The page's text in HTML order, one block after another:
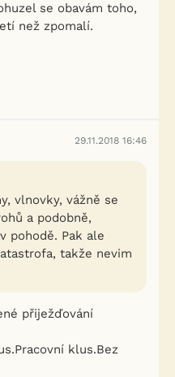
se obavám toho,
než zpomalí.
29.11.2018 16:46
vlnovky, vážně se
a podobně,
pohodě. Pak ale
takže nevim
přiježďování
klus.Bez